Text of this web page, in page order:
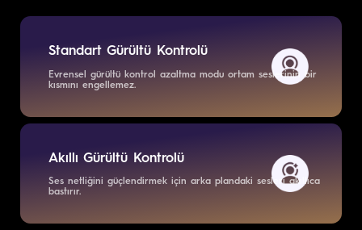
Standart Gürültü Kontrolü
Evrensel gürültü kontrol azaltma modu ortam seslerinin bir
kısmını engellemez.
Akıllı Gürültü Kontrolü
Ses netliğini güçlendirmek için arka plandaki sesleri akıllıca
bastırır.